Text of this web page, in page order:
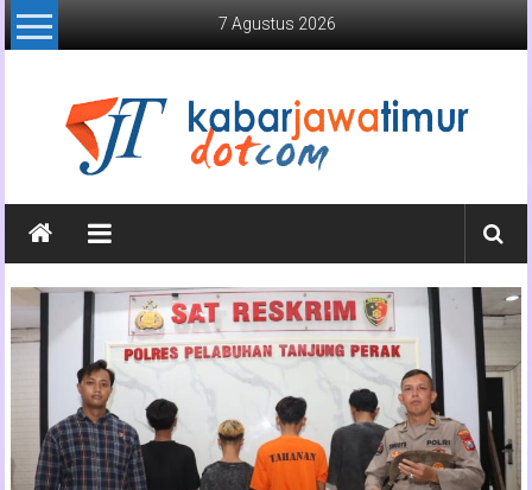
Lompat
ke
7 Agustus 2026
Kabar
Jawa
Timur
Media
Timur